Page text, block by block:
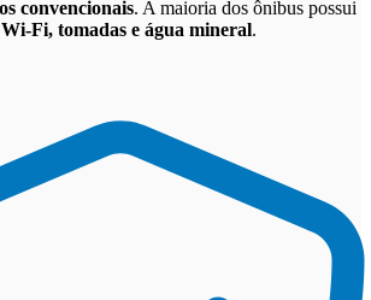
convencionais. A maioria dos ônibus possui
Fi, tomadas e água mineral.